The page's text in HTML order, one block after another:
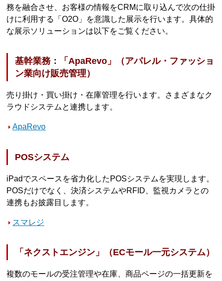
務を融合させ、お客様の情報をCRMに取り込んで次の仕掛
けに利用する「O2O」を意識した展示を行います。具体的
な展示ソリューションは以下をご覧ください。
基幹業務：「ApaRevo」（アパレル・ファッショ
ン業向け販売管理）
売り掛け・買い掛け・在庫管理を行います。さまざまなク
ラウドシステムと連携します。
ApaRevo
POSシステム
iPadでスペースを省力化したPOSシステムを実現します。
POSだけでなく、決済システムやRFID、監視カメラとの
連携もお披露目します。
スマレジ
「ネクストエンジン」（ECモール一元システム）
複数のモールの受注管理や在庫、商品ページの一括更新を